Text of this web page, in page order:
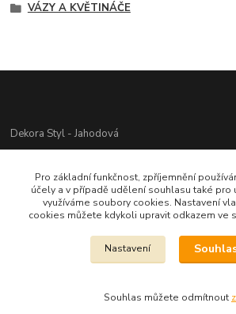
VÁZY A KVĚTINÁČE
Dekora Styl - Jahodová
721312944
info@zbozi-darky.cz
Pro základní funkčnost, zpříjemnění
účely a v případě udělení souhlasu také pro
využíváme soubory cookies. Nastavení
cookies můžete kdykoli upravit odkazem ve
Nastavení
Souhlas můžete odmítnout